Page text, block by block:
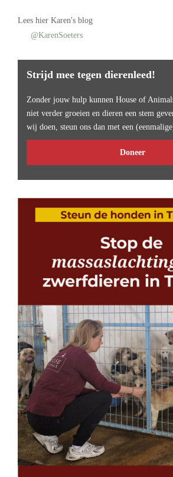
Lees hier Karen's blog
@KarenSoeters
Strijd mee tegen dierenleed!
Zonder jouw hulp kunnen House of
niet verder groeien en dieren een stem
wij doen, steun ons dan met een
Doneer